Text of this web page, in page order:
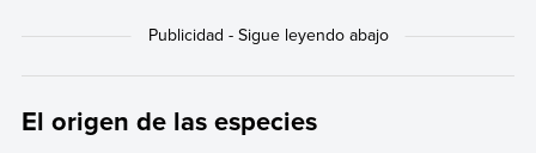
El origen de las especies